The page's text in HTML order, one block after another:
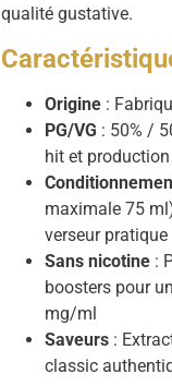
qualité gustative.
Origine :
PG/VG : 50% /
hit et
maximale 75
verseur pratique
Sans nicotine :
boosters pour
mg/ml
Saveurs :
classic